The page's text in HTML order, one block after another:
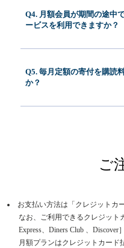
Q4. 月額会員が期間の途中
ービスを利用できますか？
Q5. 毎月定額の寄付を購読
か？
ご
お支払い方法は「クレジットカ
なお、ご利用できるクレジット
Express、Diners Club 、Discover
月額プランはクレジットカード